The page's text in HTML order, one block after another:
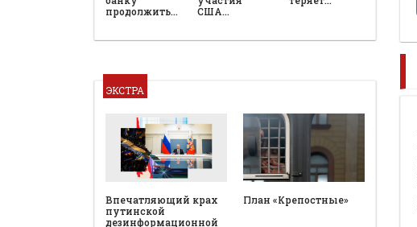
продолжить…
США…
ЭКСТРА
Впечатляющий крах
путинской
дезинформационной
План «Крепостные»